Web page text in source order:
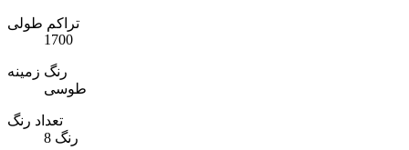
تراکم طولی
1700
رنگ زمینه
طوسی
تعداد رنگ
8 رنگ